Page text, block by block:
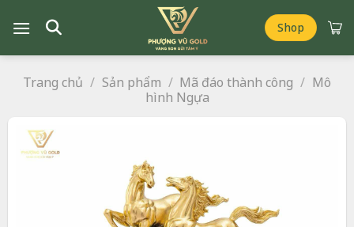
đến
Shop
Trang chủ / Sản phẩm / Mã đáo thành công / Mô
hình Ngựa